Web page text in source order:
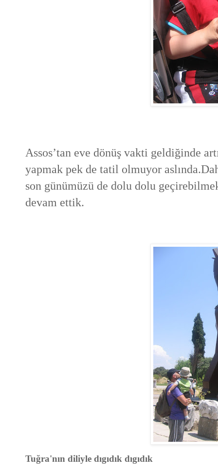
Assos’tan eve dönüş vakti geldiğinde
yapmak pek de tatil olmuyor
son günümüzü de dolu dolu
devam ettik.
Tuğra'nın diliyle dıgıdık dıgıdık